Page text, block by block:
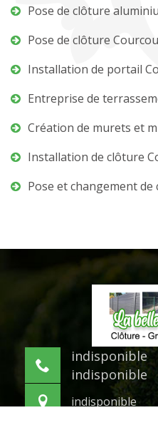
Pose de clôture
Pose de clôture
Installation de portail
Entreprise de
Création de murets et
Installation de clôture
Pose et changement
indisponible
indisponible
indisponible